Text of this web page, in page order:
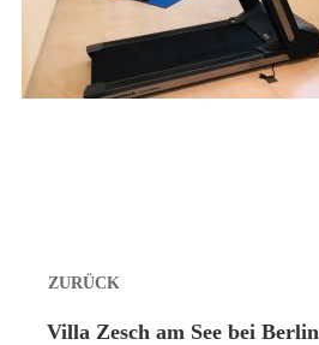
ZURÜCK
Vorheriger
Villa Zesch am See bei Berlin